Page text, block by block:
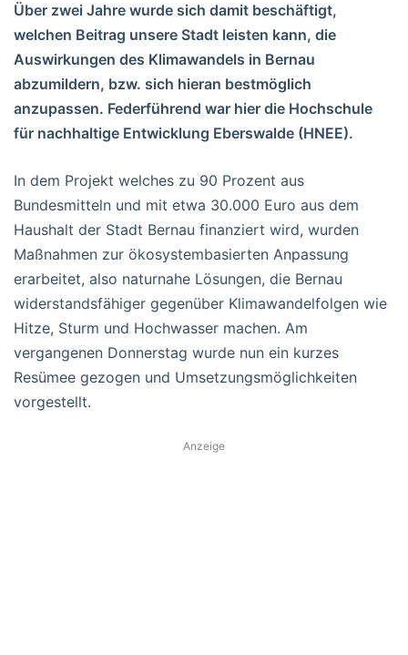
Über zwei Jahre wurde sich damit beschäftigt,
welchen Beitrag unsere Stadt leisten kann, die
Auswirkungen des Klimawandels in Bernau
abzumildern, bzw. sich hieran bestmöglich
anzupassen. Federführend war hier die Hochschule
für nachhaltige Entwicklung Eberswalde (HNEE).
In dem Projekt welches zu 90 Prozent aus
Bundesmitteln und mit etwa 30.000 Euro aus dem
Haushalt der Stadt Bernau finanziert wird, wurden
Maßnahmen zur ökosystembasierten Anpassung
erarbeitet, also naturnahe Lösungen, die Bernau
widerstandsfähiger gegenüber Klimawandelfolgen wie
Hitze, Sturm und Hochwasser machen. Am
vergangenen Donnerstag wurde nun ein kurzes
Resümee gezogen und Umsetzungsmöglichkeiten
vorgestellt.
Anzeige